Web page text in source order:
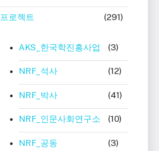
프로젝트 (291)
AKS_한국학진흥사업 (3)
NRF_석사 (12)
NRF_박사 (41)
NRF_인문사회연구소 (10)
NRF_공동 (3)